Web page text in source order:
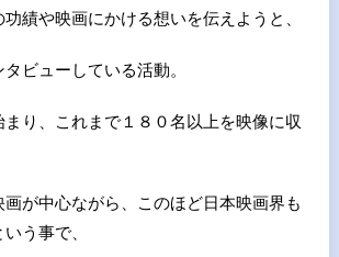
績や映画にかける想いを伝えようと、
ビューしている活動。
まり、これまで１８０名以上を映像に収
が中心ながら、このほど日本映画界も
う事で、